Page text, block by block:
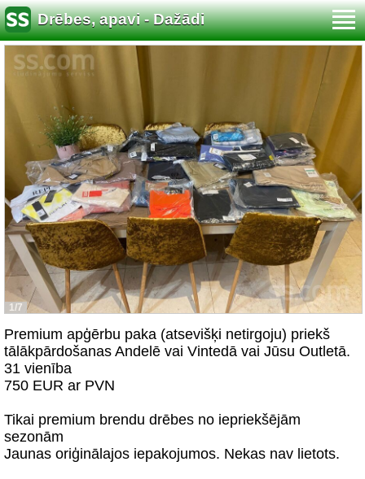
Drēbes, apavi - Dažādi
1/7
Premium apģērbu paka (atsevišķi netirgoju) priekš
tālākpārdošanas Andelē vai Vintedā vai Jūsu Outletā.
31 vienība
750 EUR ar PVN
Tikai premium brendu drēbes no iepriekšējām
sezonām
Jaunas oriģinālajos iepakojumos. Nekas nav lietots.